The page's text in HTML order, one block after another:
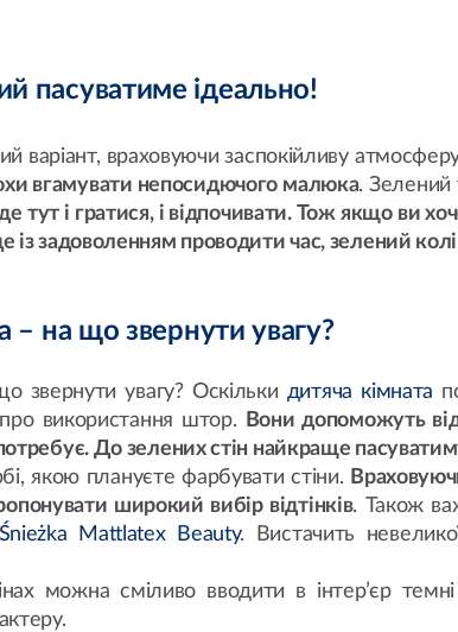
пасуватиме ідеально!
варіант, враховуючи заспокійливу
вгамувати непосидючого малюка. Зелений
тут і гратися, і відпочивати. Тож якщо ви
із задоволенням проводити час, зелений
– на що звернути увагу?
звернути увагу? Оскільки дитяча кімната
використання штор.
Вони допоможуть
До зелених стін найкраще
якою плануєте фарбувати стіни.
широкий вибір відтінків. Також
Śnieżka Mattlatex Beauty. Вистачить
можна сміливо вводити в інтер’єр